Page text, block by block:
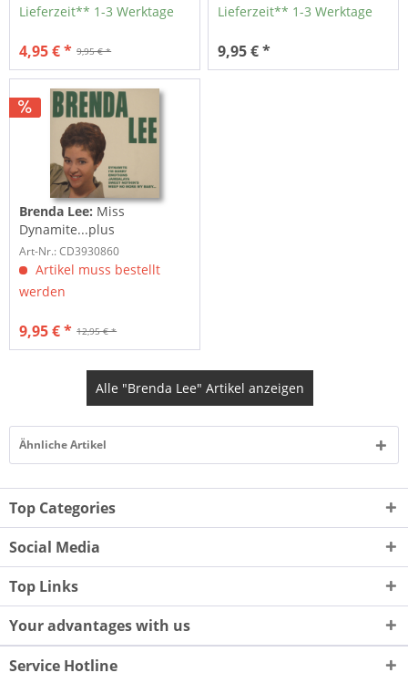
Lieferzeit** 1-3 Werktage
9,95 € *
4,95 € *
Lieferzeit** 1-3 Werktage
9,95 € *
Brenda Lee: Miss
Dynamite...plus
Art-Nr.: CD3930860
Artikel muss bestellt
werden
12,95 € *
9,95 € *
Alle "Brenda Lee" Artikel anzeigen
Ähnliche Artikel
Top Categories
Social Media
Top Links
Your advantages with us
Service Hotline